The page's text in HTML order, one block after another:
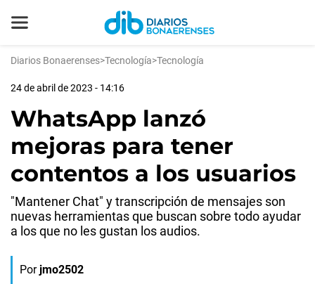
Diarios Bonaerenses>Tecnología>Tecnología
24 de abril de 2023 - 14:16
WhatsApp lanzó
mejoras para tener
contentos a los usuarios
"Mantener Chat" y transcripción de mensajes son
nuevas herramientas que buscan sobre todo ayudar
a los que no les gustan los audios.
Por jmo2502